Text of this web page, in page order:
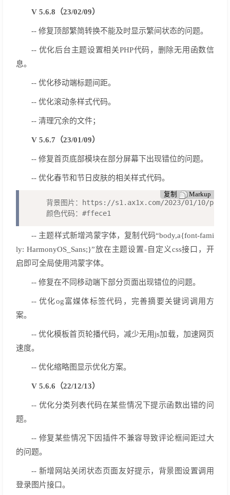
V 5.6.8（23/02/09）
-- 修复顶部繁简转换不能及时显示繁间状态的问题。
-- 优化后台主题设置相关PHP代码，删除无用函数信
息。
-- 优化移动端标题间距。
-- 优化滚动条样式代码。
-- 清理冗余的文件；
V 5.6.7（23/01/09）
-- 修复首页底部模块在部分屏幕下出现错位的问题。
-- 优化春节和节日皮肤的相关样式代码。
Markup
复制
背景图片：https://s1.ax1x.com/2023/01/10/
颜色代码：#ffece1
-- 主题样式新增鸿蒙字体，复制代码“body,a{font-fami
ly: HarmonyOS_Sans;}”放在主题设置-自定义css接口，开
启即可全局使用鸿蒙字体。
-- 修复在不同移动端下部分页面出现错位的问题。
-- 优化og富媒体标签代码，完善摘要关键词调用方
案。
-- 优化模板首页轮播代码，减少无用js加载，加速网页
速度。
-- 优化缩略图显示优化方案。
V 5.6.6（22/12/13）
-- 优化分类列表代码在某些情况下提示函数出错的问
题。
-- 修复某些情况下因插件不兼容导致评论框间距过大
的问题。
-- 新增网站关闭状态页面友好提示，背景图设置调用
登录图片接口。